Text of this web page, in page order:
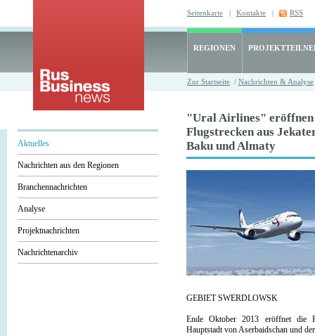
Seitenkarte | Kontakte | RSS
REGIONEN
Zur Startseite / Nachrichten & Analyse
Aktuelles
Nachrichten aus den Regionen
Branchennachrichten
Analyse
Projektnachrichten
Nachrichtenarchiv
"Ural Airlines" eröffnen
Flugstrecken aus
Baku und Almaty
GEBIET SWERDLOWSK
Ende Oktober 2013 eröffnet die
Hauptstadt von Aserbaidschan und